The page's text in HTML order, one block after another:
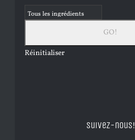
Réinitialiser
Suivez-nous!